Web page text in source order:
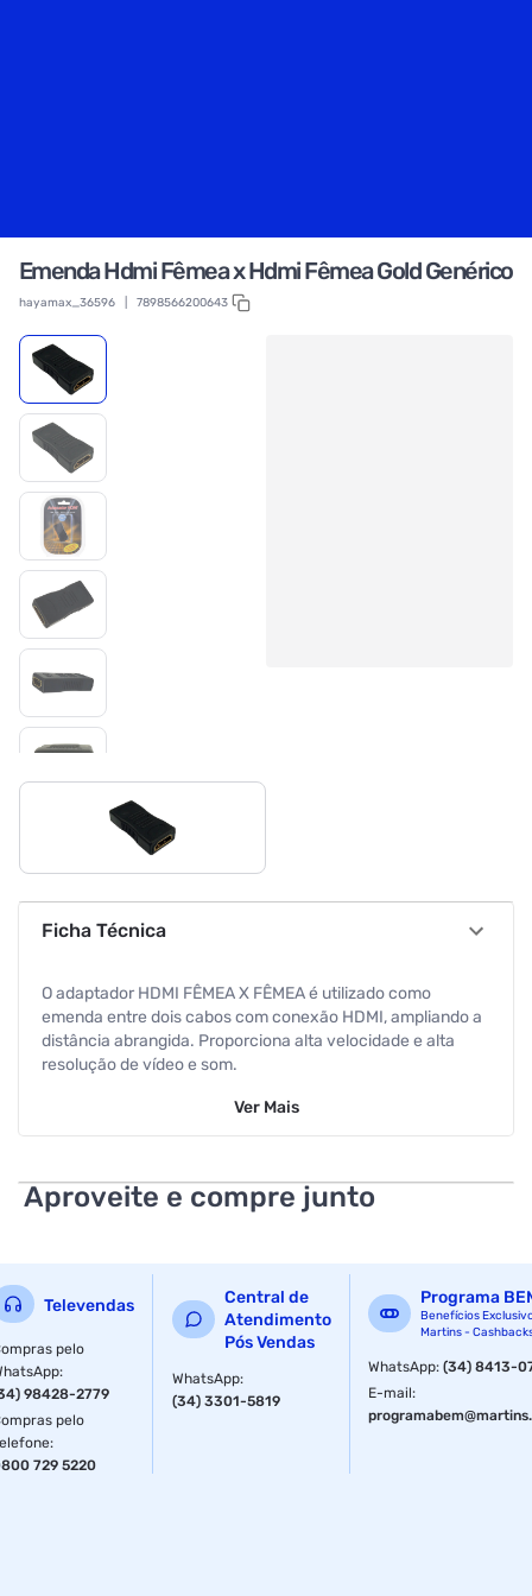
Emenda Hdmi Fêmea x Hdmi Fêmea Gold Genérico
hayamax_36596 7898566200643
Ficha Técnica
O adaptador HDMI FÊMEA X FÊMEA é utilizado como
emenda entre dois cabos com conexão HDMI, ampliando a
distância abrangida. Proporciona alta velocidade e alta
resolução de vídeo e som.
Ver Mais
Aproveite e compre junto
Televendas
pelo
:
98428-2779
pelo
:
729 5220
Central de
Atendimento
Pós Vendas
WhatsApp:
(34) 3301-5819
Programa
Benefícios
Martins -
WhatsApp:(34) 8413-
E-mail: